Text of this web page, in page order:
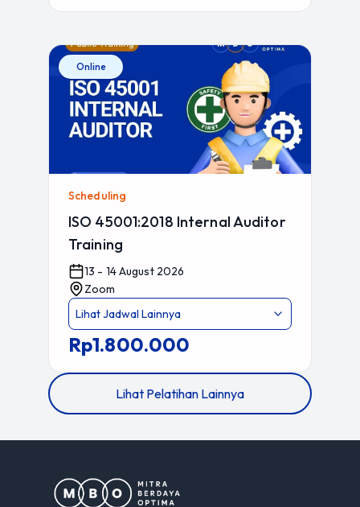
Online
Scheduling
ISO 45001:2018 Internal Auditor
Training
13 - 14 August 2026
Zoom
Lihat Jadwal Lainnya
Rp1.800.000
Lihat Pelatihan Lainnya